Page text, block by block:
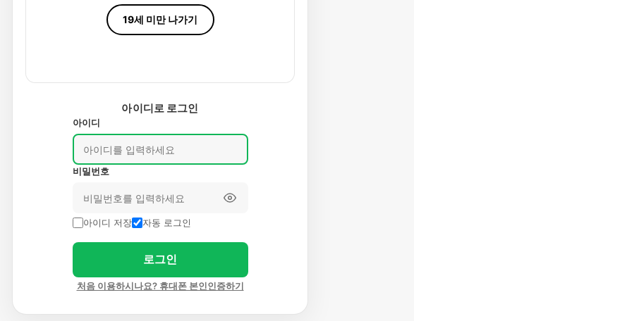
19세 미만 나가기
아이디로 로그인
아이디
비밀번호
아이디 저장 자동 로그인
로그인
처음 이용하시나요? 휴대폰 본인인증하기